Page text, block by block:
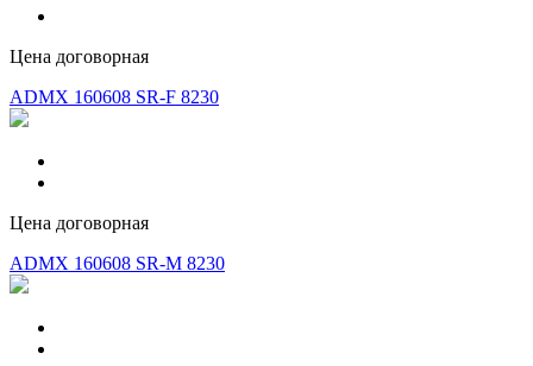
Цена договорная
ADMX 160608 SR-F 8230
Цена договорная
ADMX 160608 SR-M 8230